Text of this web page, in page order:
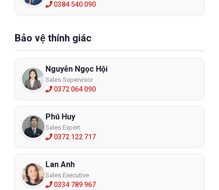
0384 540 090
Bảo vệ thính giác
Nguyễn Ngọc Hội
Sales Supervisor
0372 064 090
Phú Huy
Sales Expert
0372 122 717
Lan Anh
Sales Executive
0334 789 967